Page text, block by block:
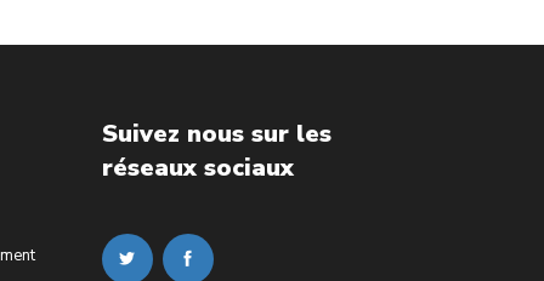
Suivez nous sur les
réseaux sociaux